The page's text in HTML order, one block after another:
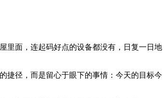
里面，连起码好点的设备都没有，日复一日地
捷径，而是留心于眼下的事情：今天的目标今